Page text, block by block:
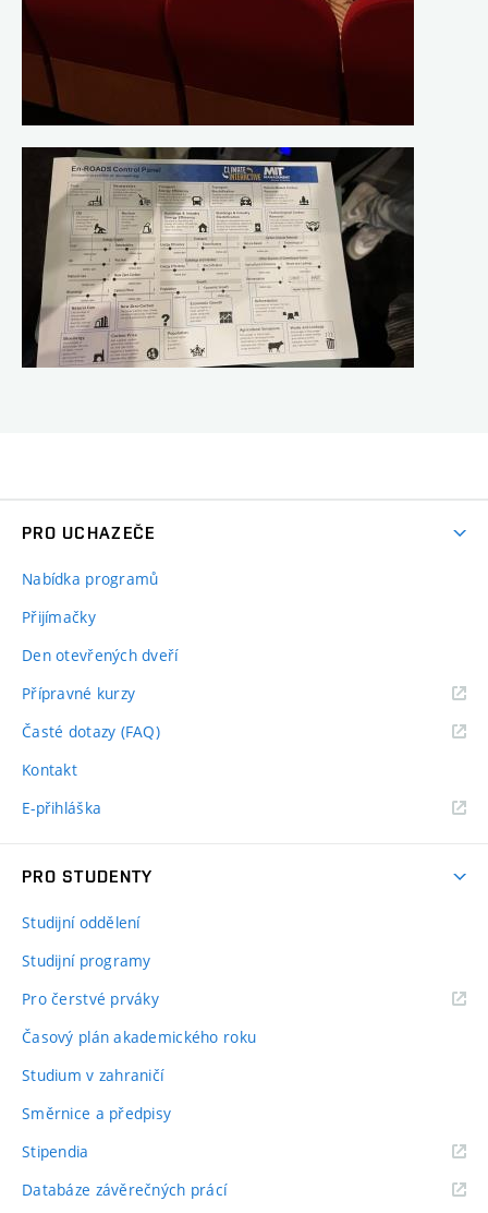
PRO UCHAZEČE
Nabídka programů
Přijímačky
Den otevřených dveří
Přípravné kurzy
Časté dotazy (FAQ)
Kontakt
E-přihláška
PRO STUDENTY
Studijní oddělení
Studijní programy
Pro čerstvé prváky
Časový plán akademického roku
Studium v zahraničí
Směrnice a předpisy
Stipendia
Databáze závěrečných prácí